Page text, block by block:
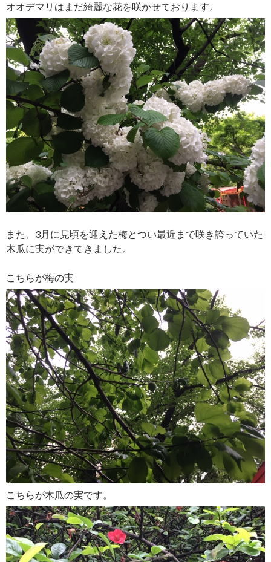
オオデマリはまだ綺麗な花を咲かせております。
また、3月に見頃を迎えた梅とつい最近まで咲き誇っていた
木瓜に実ができてきました。
こちらが梅の実
こちらが木瓜の実です。